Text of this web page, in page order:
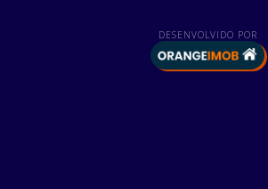
DESENVOLVIDO POR